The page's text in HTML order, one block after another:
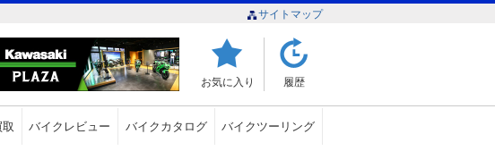
サイトマップ
お気に入り 履歴
バイクレビュー バイクカタログ バイクツーリング